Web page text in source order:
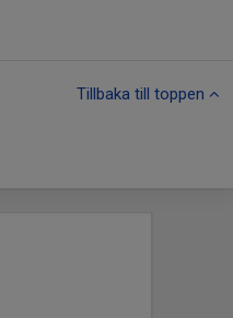
Tillbaka till toppen